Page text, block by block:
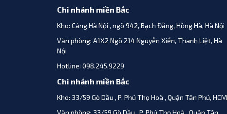
Chi nhánh miền Bắc
Kho: Cảng Hà Nội , ngõ 942, Bạch Đằng, Hồng Hà, Hà Nội
Văn phòng: A1X2 Ngõ 214 Nguyễn Xiển, Thanh Liệt, Hà
Nội
Hotline: 098.245.9229
Chi nhánh miền Bắc
Kho: 33/59 Gò Dầu , P. Phú Thọ Hoà , Quận Tân Phú, HCM